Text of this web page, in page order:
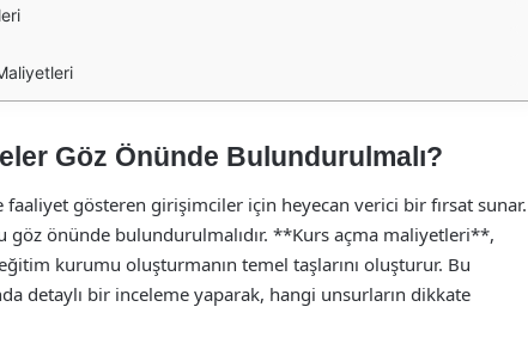
Göz Önünde Bulundurulmalı?
gösteren girişimciler için heyecan verici bir fırsat sunar.
göz önünde bulundurulmalıdır. **Kurs açma maliyetleri**,
kurumu oluşturmanın temel taşlarını oluşturur. Bu
detaylı bir inceleme yaparak, hangi unsurların dikkate